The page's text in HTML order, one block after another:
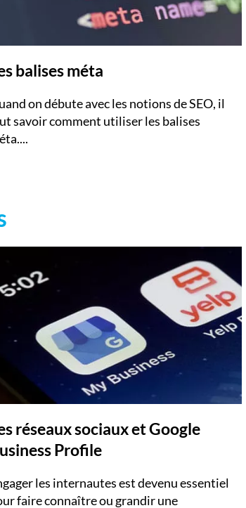
balises méta
on débute avec les notions de SEO, il
savoir comment utiliser les balises
réseaux sociaux et Google
Profile
les internautes est devenu essentiel
faire connaître ou grandir une